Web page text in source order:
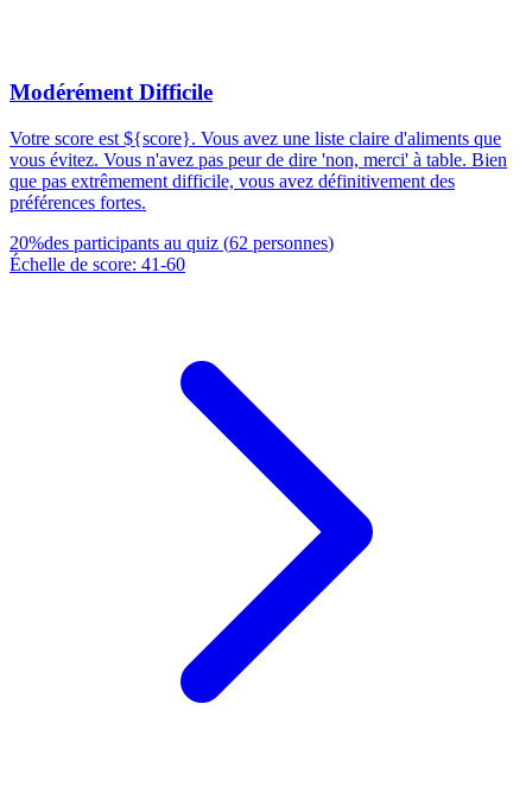
Modérément Difficile
Votre score est ${score}. Vous avez une liste claire d'aliments que
vous évitez. Vous n'avez pas peur de dire 'non, merci' à table. Bien
que pas extrêmement difficile, vous avez définitivement des
préférences fortes.
20%des participants au quiz (62 personnes)
Échelle de score: 41-60